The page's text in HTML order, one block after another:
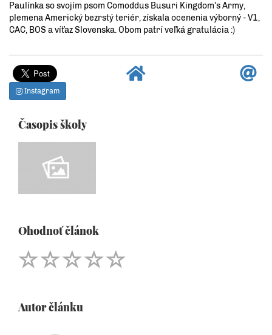
Paulínka so svojím psom Comoddus Busuri Kingdom's Army,
plemena Americký bezrstý teriér, získala ocenenia výborný - V1,
CAC, BOS a víťaz Slovenska. Obom patrí veľká gratulácia :)
Instagram
Časopis školy
Ohodnoť článok
Autor článku